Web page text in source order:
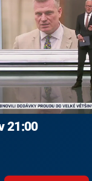
21:00